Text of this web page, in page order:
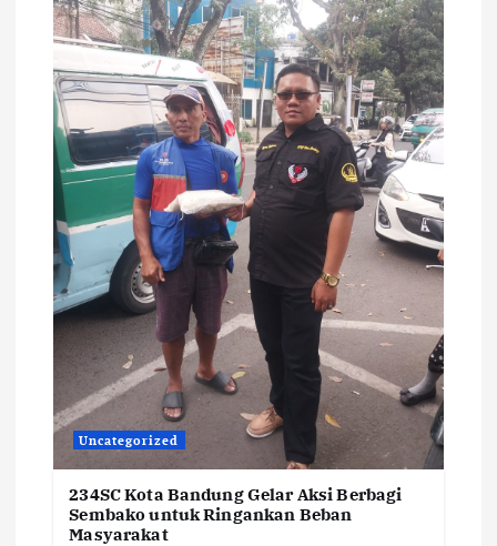
Uncategorized
234SC Kota Bandung Gelar Aksi Berbagi
Sembako untuk Ringankan Beban
Masyarakat